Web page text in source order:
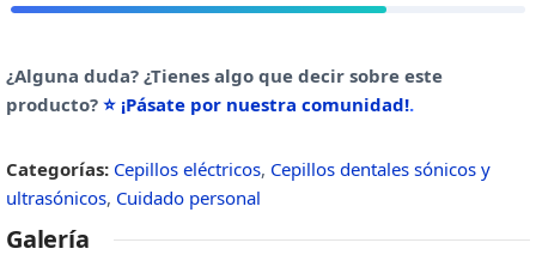
¿Alguna duda? ¿Tienes algo que decir sobre este
producto? ⭐ ¡Pásate por nuestra comunidad!.
Categorías: Cepillos eléctricos, Cepillos dentales sónicos y
ultrasónicos, Cuidado personal
Galería